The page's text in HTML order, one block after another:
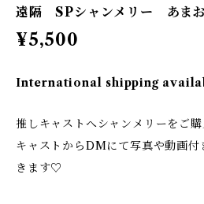
遠隔 SPシャンメリー あま
¥5,500
International shipping
推しキャストへシャンメリーをご
キャストからDMにて写真や動画付
きます♡